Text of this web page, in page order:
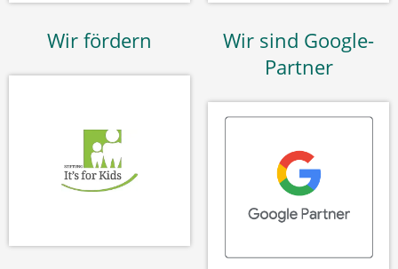
Wir fördern
Wir sind Google-
Partner